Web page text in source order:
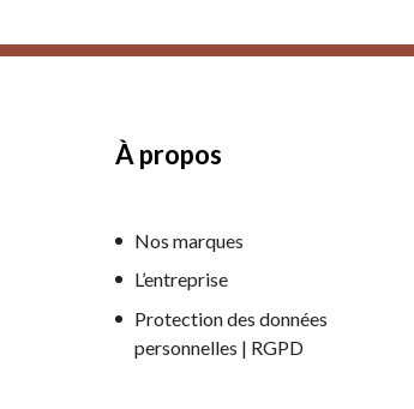
À propos
Nos marques
L’entreprise
Protection des données
personnelles | RGPD